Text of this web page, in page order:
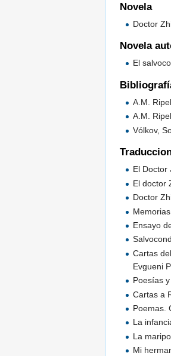
Novela
Doctor
Novela
El
A.M.
A.M.
Vólkov,
El Doctor
El doctor
Doctor
Ensayo
Cartas
Evgueni
Poesías
Cartas a
Poemas.
La
La
Mi